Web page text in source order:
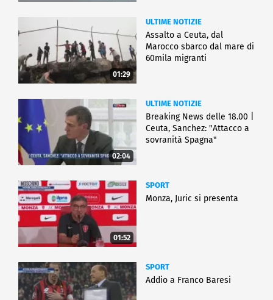
01:29
ULTIME NOTIZIE
Assalto a Ceuta, dal
Marocco sbarco dal mare di
60mila migranti
02:04
ULTIME NOTIZIE
Breaking News delle 18.00 |
Ceuta, Sanchez: "Attacco a
sovranità Spagna"
01:52
SPORT
Monza, Juric si presenta
SPORT
Addio a Franco Baresi